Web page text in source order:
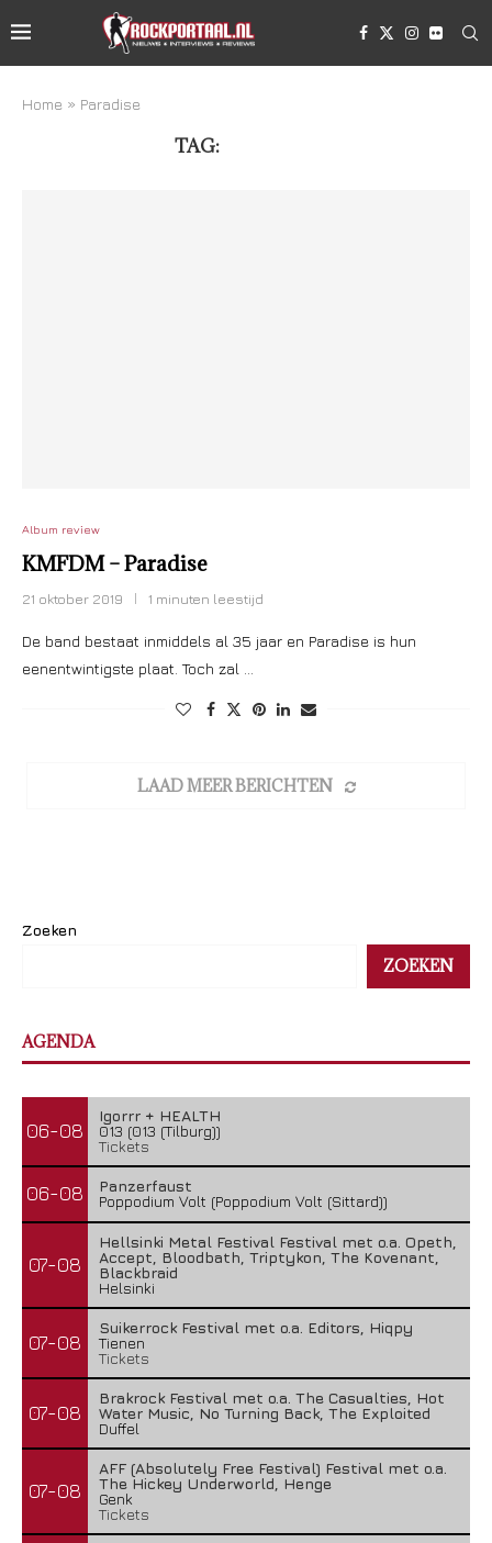
Home » Paradise
TAG:
Album review
KMFDM – Paradise
21 oktober 2019 1 minuten leestijd
De band bestaat inmiddels al 35 jaar en Paradise is hun
eenentwintigste plaat. Toch zal …
LAAD MEER BERICHTEN
Zoeken
ZOEKEN
AGENDA
06-08
Igorrr + HEALTH
013 (013 (Tilburg))
Tickets
06-08
Panzerfaust
Poppodium Volt (Poppodium Volt (Sittard))
07-08
Hellsinki Metal Festival Festival met o.a. Opeth,
Accept, Bloodbath, Triptykon, The Kovenant,
Blackbraid
Helsinki
07-08
Suikerrock Festival met o.a. Editors, Hiqpy
Tienen
Tickets
07-08
Brakrock Festival met o.a. The Casualties, Hot
Water Music, No Turning Back, The Exploited
Duffel
07-08
AFF (Absolutely Free Festival) Festival met o.a.
The Hickey Underworld, Henge
Genk
Tickets